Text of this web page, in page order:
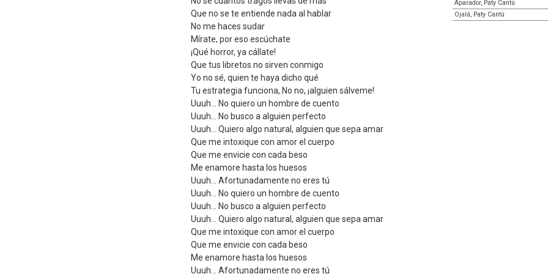
Que no se te entiende nada al hablar
No me haces sudar
Mírate, por eso escúchate
¡Qué horror, ya cállate!
Que tus libretos no sirven conmigo
Yo no sé, quien te haya dicho qué
Tu estrategia funciona, No no, ¡alguien sálveme!
Uuuh... No quiero un hombre de cuento
Uuuh... No busco a alguien perfecto
Uuuh... Quiero algo natural, alguien que sepa amar
Que me intoxique con amor el cuerpo
Que me envicie con cada beso
Me enamore hasta los huesos
Uuuh... Afortunadamente no eres tú
Uuuh... No quiero un hombre de cuento
Uuuh... No busco a alguien perfecto
Uuuh... Quiero algo natural, alguien que sepa amar
Que me intoxique con amor el cuerpo
Que me envicie con cada beso
Me enamore hasta los huesos
Uuuh... Afortunadamente no eres tú
Aparador, Paty Cantú
Ojalá, Paty Cantú